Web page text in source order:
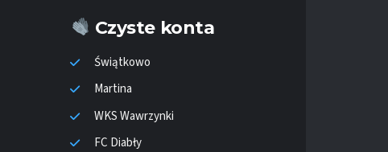
Czyste konta
Świątkowo
Martina
WKS Wawrzynki
FC Diabły